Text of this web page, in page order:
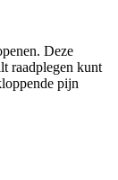
Deze
raadplegen kunt
pijn